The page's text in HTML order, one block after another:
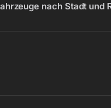
nach Stadt und